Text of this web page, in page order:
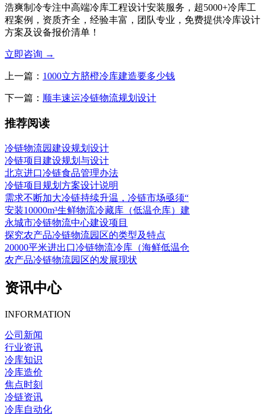
浩爽制冷专注中高端冷库工程设计安装服务，超5000+冷库工
程案例，资质齐全，经验丰富，团队专业，免费提供冷库设计
方案及设备报价清单！
立即咨询 →
上一篇： 1000立方脐橙冷库建造要多少钱
下一篇： 顺丰速运冷链物流规划设计
推荐阅读
冷链物流园建设规划设计
冷链项目建设规划与设计
北京进口冷链食品管理办法
冷链项目规划方案设计说明
需求不断加大冷链持续升温，冷链市场亟须“
安装10000m³生鲜物流冷藏库（低温仓库）建
永城市冷链物流中心建设项目
探究农产品冷链物流园区的类型及特点
20000平米进出口冷链物流冷库（海鲜低温仓
农产品冷链物流园区的发展现状
资讯中心
INFORMATION
公司新闻
行业资讯
冷库知识
冷库造价
焦点时刻
冷链资讯
冷库自动化